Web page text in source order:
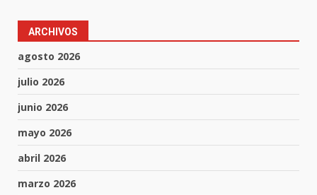
ARCHIVOS
agosto 2026
julio 2026
junio 2026
mayo 2026
abril 2026
marzo 2026